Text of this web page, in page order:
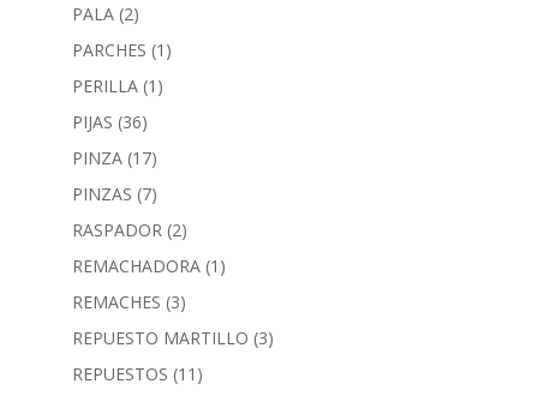
PALA (2)
PARCHES (1)
PERILLA (1)
PIJAS (36)
PINZA (17)
PINZAS (7)
RASPADOR (2)
REMACHADORA (1)
REMACHES (3)
REPUESTO MARTILLO (3)
REPUESTOS (11)